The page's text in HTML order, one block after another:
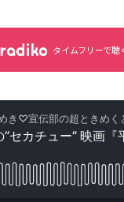
タイムフリーで聴